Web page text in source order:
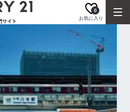
お気に入り
0